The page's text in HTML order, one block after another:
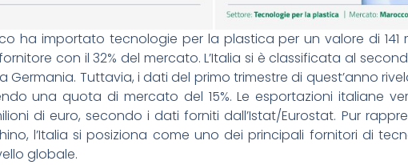
ha importato tecnologie per la plastica per un valore di 141
con il 32% del mercato. L’Italia si è classificata al
Germania. Tuttavia, i dati del primo trimestre di quest’anno
una quota di mercato del 15%. Le esportazioni italiane
di euro, secondo i dati forniti dall’Istat/Eurostat. Pur
l’Italia si posiziona come uno dei principali fornitori di
globale.